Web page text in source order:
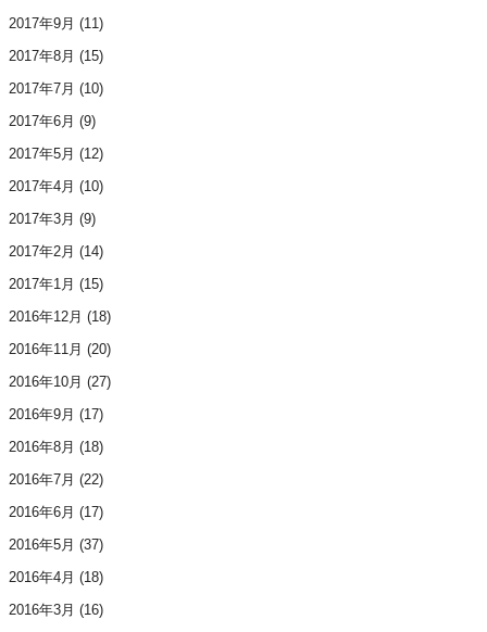
2017年9月 (11)
2017年8月 (15)
2017年7月 (10)
2017年6月 (9)
2017年5月 (12)
2017年4月 (10)
2017年3月 (9)
2017年2月 (14)
2017年1月 (15)
2016年12月 (18)
2016年11月 (20)
2016年10月 (27)
2016年9月 (17)
2016年8月 (18)
2016年7月 (22)
2016年6月 (17)
2016年5月 (37)
2016年4月 (18)
2016年3月 (16)